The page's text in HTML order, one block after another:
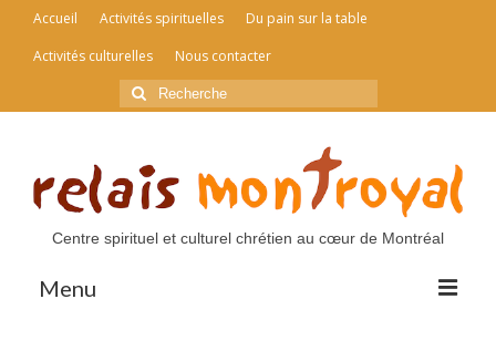
Accueil Activités spirituelles
Du pain sur la table
Activités culturelles
Nous contacter
Rechercher
:
Centre spirituel et culturel chrétien au cœur de Montréal
Menu